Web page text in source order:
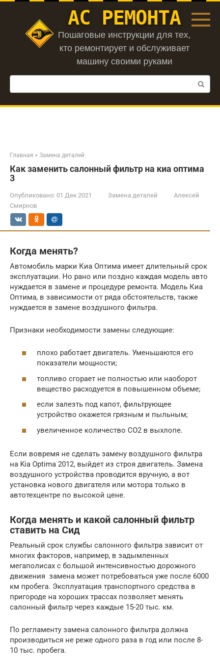
Перейти
АС РЕМОНТА
Пошаговые инструкции для тех,
кто ремонтирует и обслуживает
машину своими руками
Поиск:
Главная » Замена деталей
Как заменить салонный фильтр на киа оптима
3
Опубликовано: 01 Дек 2021 Замена деталей
Алексей
Смирнов
Когда менять?
Автомобиль марки Киа Оптима имеет длительный срок
эксплуатации. Но рано или поздно каждая модель авто
нуждается в замене и процедуре ремонта. Модель Киа
Оптима, в зависимости от ряда обстоятельств, также
нуждается в замене воздушного фильтра.
Признаки необходимости замены следующие:
плохо работает двигатель. Уменьшаются его
показатели мощности;
топливо сгорает не полностью или наоборот
вещество расходуется в повышенном объеме;
если залезть под капот, фильтрующее
устройство окажется грязным и пыльным;
увеличенное количество СО2 в выхлопе.
Если вовремя не сделать замену воздушного фильтра
на Kia Optima 2012, выйдет из строя двигатель. Замена
воздушного устройства проводится вручную, а вот
установка нового двигателя или мотора только в
автотехцентре по высокой цене.
Когда менять и какой салонный фильтр
ставить на Сид
Реальный срок службы салонного фильтра зависит от
многих факторов, например, в задымленных
мегаполисах с большой интенсивностью дорожного
движения замена может потребоваться уже после 6000
км пробега. Эксплуатация транспортного средства в
пригороде на хороших трассах позволяет менять
салонный фильтр через каждые 15-20 тыс. км.
По регламенту замена салонного фильтра должна
производиться не реже одного раза в год или после 8-
10 тыс. пробега.